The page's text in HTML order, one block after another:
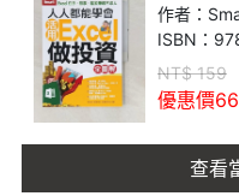
解)
作者：
ISBN：
NT$159
優惠價66
查看